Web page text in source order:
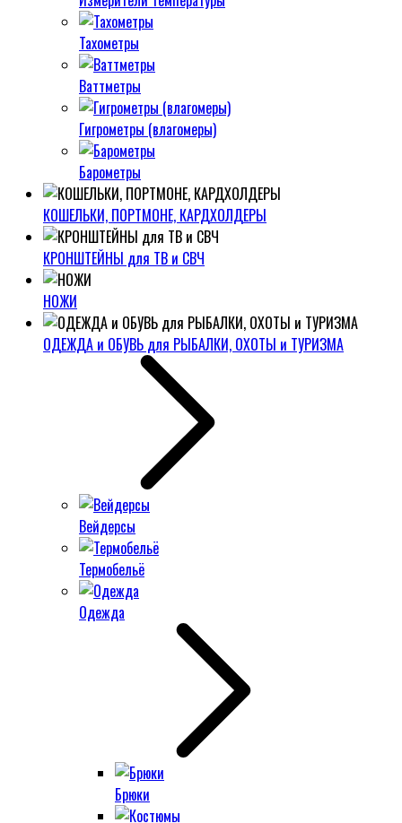
Тахометры
Ваттметры
Гигрометры (влагомеры)
Барометры
КОШЕЛЬКИ, ПОРТМОНЕ, КАРДХОЛДЕРЫ
КРОНШТЕЙНЫ для ТВ и СВЧ
НОЖИ
ОДЕЖДА и ОБУВЬ для РЫБАЛКИ, ОХОТЫ и ТУРИЗМА
Вейдерсы
Термобельё
Одежда
Брюки